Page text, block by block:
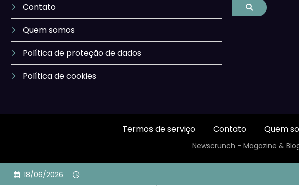
Contato
Quem somos
Política de proteção de dados
Política de cookies
Termos de serviço Contato Quem
Newscrunch - Magazine &
Skip
18/06/2026